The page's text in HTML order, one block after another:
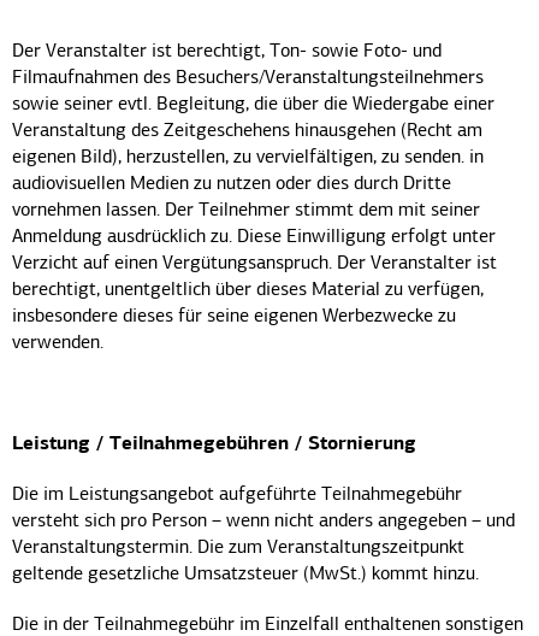
Der Veranstalter ist berechtigt, Ton- sowie Foto- und
Filmaufnahmen des Besuchers/Veranstaltungsteilnehmers
sowie seiner evtl. Begleitung, die über die Wiedergabe einer
Veranstaltung des Zeitgeschehens hinausgehen (Recht am
eigenen Bild), herzustellen, zu vervielfältigen, zu senden. in
audiovisuellen Medien zu nutzen oder dies durch Dritte
vornehmen lassen. Der Teilnehmer stimmt dem mit seiner
Anmeldung ausdrücklich zu. Diese Einwilligung erfolgt unter
Verzicht auf einen Vergütungsanspruch. Der Veranstalter ist
berechtigt, unentgeltlich über dieses Material zu verfügen,
insbesondere dieses für seine eigenen Werbezwecke zu
verwenden.
Leistung / Teilnahmegebühren / Stornierung
Die im Leistungsangebot aufgeführte Teilnahmegebühr
versteht sich pro Person – wenn nicht anders angegeben – und
Veranstaltungstermin. Die zum Veranstaltungszeitpunkt
geltende gesetzliche Umsatzsteuer (MwSt.) kommt hinzu.
Die in der Teilnahmegebühr im Einzelfall enthaltenen sonstigen